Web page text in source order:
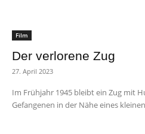
Film
Der verlorene Zug
27. April 2023
Im Frühjahr 1945 bleibt ein Zug mit
Gefangenen in der Nähe eines